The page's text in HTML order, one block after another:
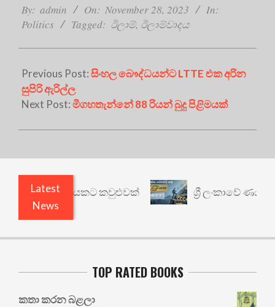
11-
28
By: admin On: November 28, 2023
In:
Politics
Tagged: ඊලාම්, ඊලාම්වාදය
Previous Post:සිංහල බෞද්ධයන්ට LTTE එක අරින
සුපිරි ඇරිල්ල
Next Post:මීගහතැන්නේ 88 රියන් බුදු පිළිමයක්
Latest
News
යථාර්ථයකට කවුළුවක් ශ්‍රී ලංකාවේ ණය
TOP RATED BOOKS
කතා කරන බළලා